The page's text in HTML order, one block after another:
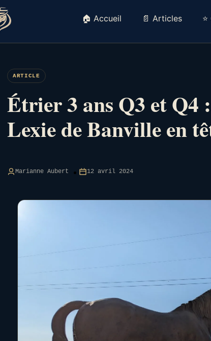
🏠 Accueil 📄 Articles
ARTICLE
Étrier 3 ans Q3 et Q4
Lexie de Banville en
Marianne Aubert 12 avril 2024